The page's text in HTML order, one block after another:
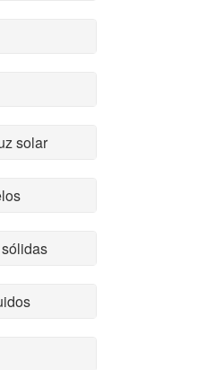
solar